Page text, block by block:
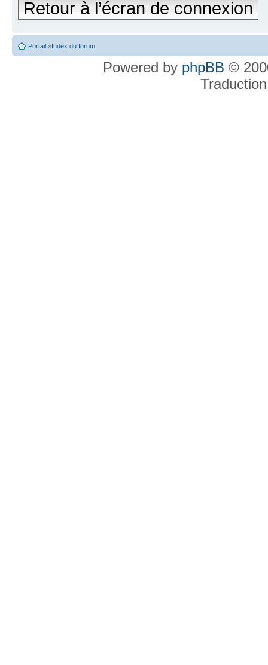
Retour à l’écran de connexion
Portail »Index du forum
Powered by phpBB ©